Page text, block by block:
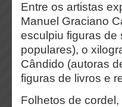
Entre os artistas
Manuel Graciano
esculpiu figuras de
populares), o
Cândido (autoras
figuras de livros e
Folhetos de